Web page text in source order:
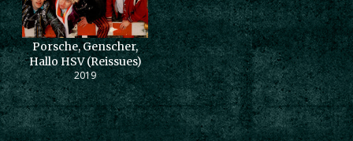
Porsche, Genscher,
Hallo HSV (Reissues)
2019